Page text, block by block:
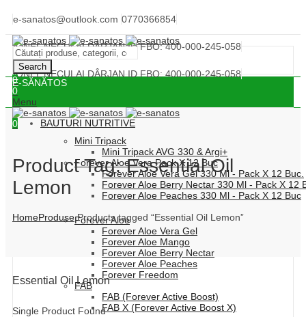
e-sanatos@outlook.com 0770366854
IONEL NECULAI DÂRJAN ID FBO: 400-000-245-058
IONEL NECULAI DÂRJAN ID FBO: 400-000-245-058
Search
0
0
Menu
0
E-SĂNĂTOS
BAUTURI NUTRITIVE
Mini Tripack
Mini Tripack AVG 330 & Argi+
Forever Aloe Vera Pack X 12 Buc
Forever Aloe Vera Gel 330 Ml - Pack X 12 Buc.
Forever Aloe Berry Nectar 330 Ml - Pack X 12
Forever Aloe Peaches 330 Ml - Pack X 12 Buc
Forever Aloe
Forever Aloe Vera Gel
Forever Aloe Mango
Forever Aloe Berry Nectar
Forever Aloe Peaches
Forever Freedom
FAB
FAB (Forever Active Boost)
FAB X (Forever Active Boost X)
Product Tag: Essential Oil
Lemon
HomeProduseProducts tagged “Essential Oil Lemon”
Essential Oil Lemon
Single Product Found